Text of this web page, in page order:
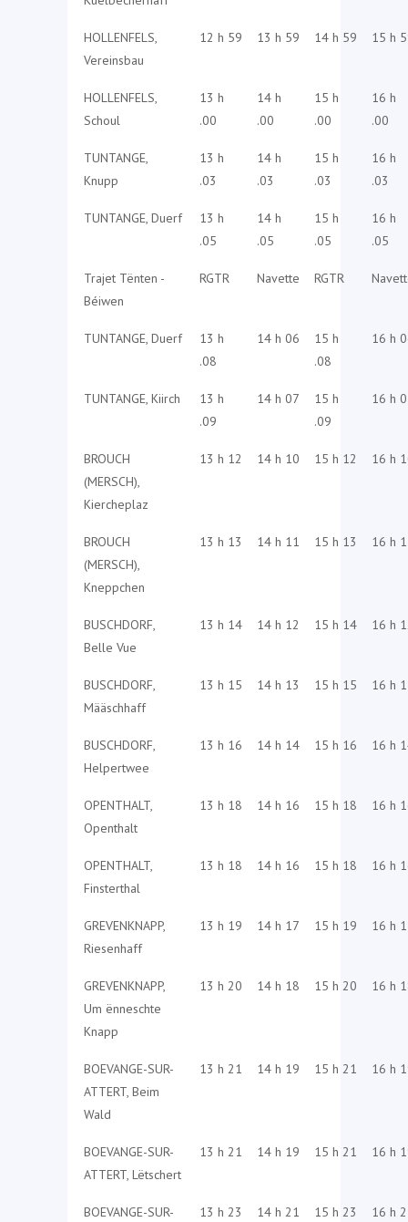
HOLLENFELS,
Vereinsbau
12 h 59 13 h 59 14 h 59 15 h
HOLLENFELS,
Schoul
13 h
.00
14 h
.00
15 h
.00
16 h
.00
TUNTANGE,
Knupp
13 h
.03
14 h
.03
15 h
.03
16 h
.03
TUNTANGE, Duerf
13 h
.05
14 h
.05
15 h
.05
16 h
.05
Trajet Tënten -
Béiwen
RGTR Navette RGTR
TUNTANGE, Duerf
13 h
.08
14 h 06
15 h
.08
16 h
TUNTANGE, Kiirch
13 h
.09
14 h 07
15 h
.09
16 h
BROUCH
(MERSCH),
Kiercheplaz
13 h 12 14 h 10 15 h 12 16 h
BROUCH
(MERSCH),
Kneppchen
13 h 13 14 h 11 15 h 13 16 h
BUSCHDORF,
Belle Vue
13 h 14 14 h 12 15 h 14 16 h
BUSCHDORF,
Määschhaff
13 h 15 14 h 13 15 h 15 16 h
BUSCHDORF,
Helpertwee
13 h 16 14 h 14 15 h 16 16 h
OPENTHALT,
Openthalt
13 h 18 14 h 16 15 h 18 16 h
OPENTHALT,
Finsterthal
13 h 18 14 h 16 15 h 18 16 h
GREVENKNAPP,
Riesenhaff
13 h 19 14 h 17 15 h 19 16 h
GREVENKNAPP,
Um ënneschte
Knapp
13 h 20 14 h 18 15 h 20 16 h
BOEVANGE-SUR-
ATTERT, Beim
Wald
13 h 21 14 h 19 15 h 21 16 h
BOEVANGE-SUR-
ATTERT, Lëtschert
13 h 21 14 h 19 15 h 21 16 h
BOEVANGE-SUR-
13 h 23 14 h 21 15 h 23 16 h